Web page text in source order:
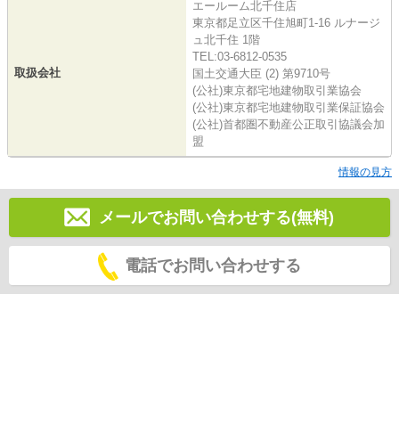
取扱会社
エールーム北千住店
東京都足立区千住旭町1-16 ルナージ
ュ北千住 1階
TEL:03-6812-0535
国土交通大臣 (2) 第9710号
(公社)東京都宅地建物取引業協会
(公社)東京都宅地建物取引業保証協会
(公社)首都圏不動産公正取引協議会加
盟
情報の見方
メールでお問い合わせする(無料)
電話でお問い合わせする